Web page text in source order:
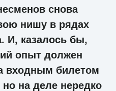
снова
нишу в рядах
И, казалось бы,
опыт должен
входным билетом
на деле нередко